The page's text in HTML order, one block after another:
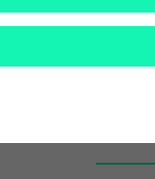
S
d
Links
Use
How to